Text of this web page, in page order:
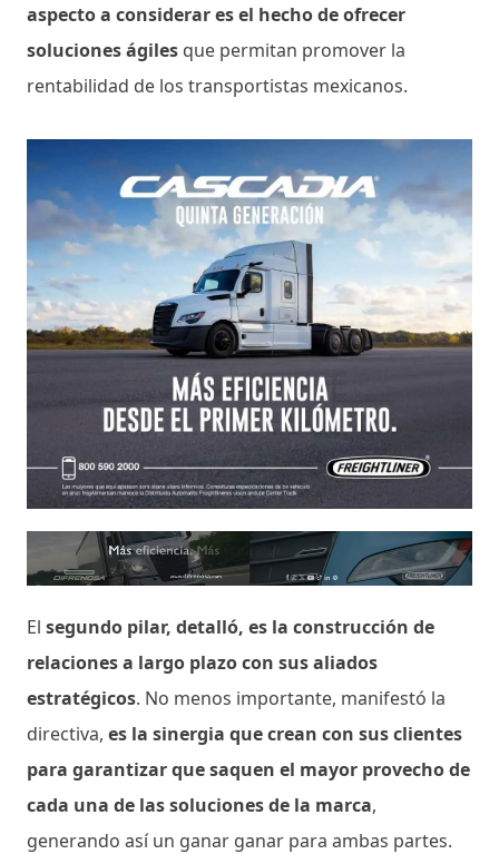
aspecto a considerar es el hecho de ofrecer
soluciones ágiles que permitan promover la
rentabilidad de los transportistas mexicanos.
El segundo pilar, detalló, es la construcción de
relaciones a largo plazo con sus aliados
estratégicos. No menos importante, manifestó la
directiva, es la sinergia que crean con sus clientes
para garantizar que saquen el mayor provecho de
cada una de las soluciones de la marca,
generando así un ganar ganar para ambas partes.